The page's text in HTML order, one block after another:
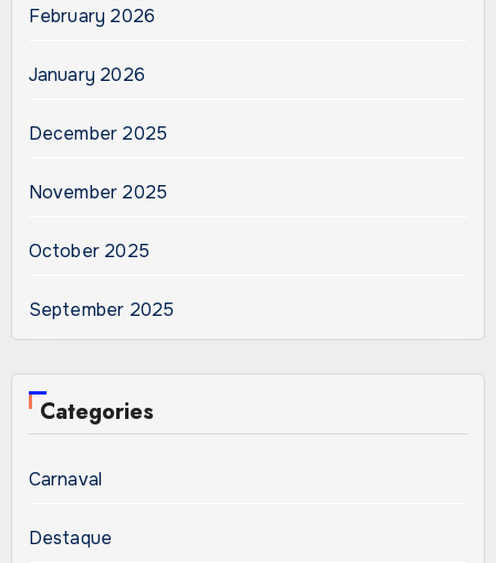
February 2026
January 2026
December 2025
November 2025
October 2025
September 2025
Categories
Carnaval
Destaque